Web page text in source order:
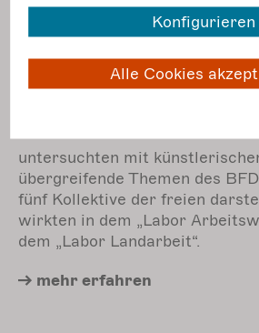
Labore
untersuchten mit
übergreifende Themen des
fünf Kollektive der freien
wirkten in dem „Labor
dem „Labor Landarbeit“.
mehr erfahren
Konfigurieren
Alle Cookies